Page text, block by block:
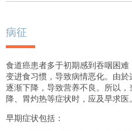
病征
食道癌患者多于初期感到吞咽困
变进食习惯，导致病情恶化。由
逐渐下降，导致营养不良。所以
降、胃灼热等症状时，应及早求医。
早期症状包括：